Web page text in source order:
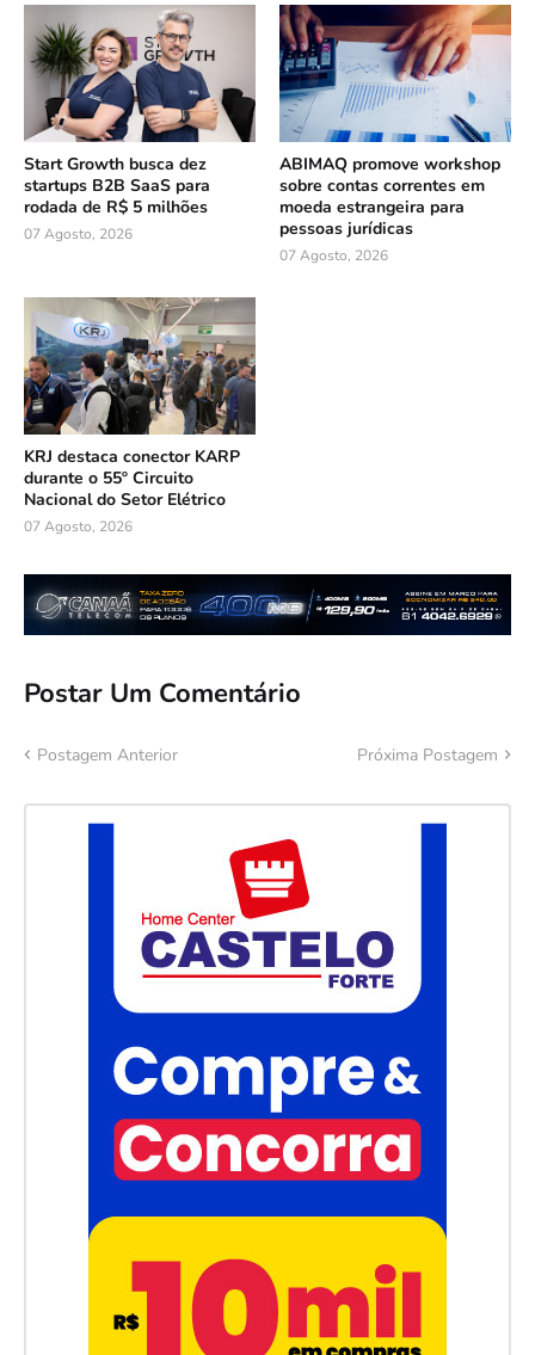
Start Growth busca dez
startups B2B SaaS para
rodada de R$ 5 milhões
07 Agosto, 2026
ABIMAQ promove workshop
sobre contas correntes em
moeda estrangeira para
pessoas jurídicas
07 Agosto, 2026
KRJ destaca conector KARP
durante o 55º Circuito
Nacional do Setor Elétrico
07 Agosto, 2026
Postar Um Comentário
Postagem Anterior Próxima Postagem